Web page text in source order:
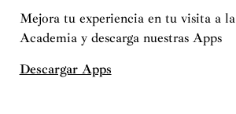
Mejora tu experiencia en tu visita a la
Academia y descarga nuestras Apps
Descargar Apps